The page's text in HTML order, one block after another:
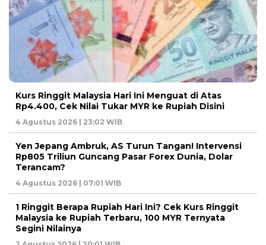
Kurs Ringgit Malaysia Hari Ini Menguat di Atas
Rp4.400, Cek Nilai Tukar MYR ke Rupiah Disini
4 Agustus 2026 | 23:02 WIB
Yen Jepang Ambruk, AS Turun Tangan! Intervensi
Rp805 Triliun Guncang Pasar Forex Dunia, Dolar
Terancam?
4 Agustus 2026 | 07:01 WIB
1 Ringgit Berapa Rupiah Hari Ini? Cek Kurs Ringgit
Malaysia ke Rupiah Terbaru, 100 MYR Ternyata
Segini Nilainya